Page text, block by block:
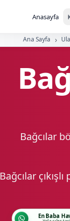
Anasayfa
Ana Sayfa
Bağcılar
Bağcılar
En Baba